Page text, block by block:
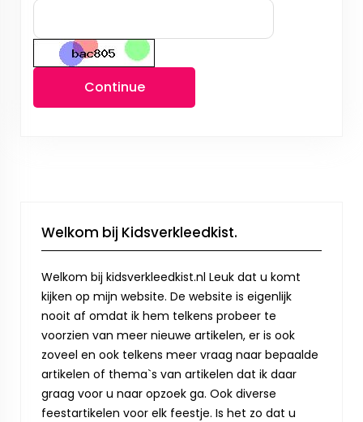
Continue
Welkom bij Kidsverkleedkist.
Welkom bij kidsverkleedkist.nl Leuk dat u komt
kijken op mijn website. De website is eigenlijk
nooit af omdat ik hem telkens probeer te
voorzien van meer nieuwe artikelen, er is ook
zoveel en ook telkens meer vraag naar bepaalde
artikelen of thema`s van artikelen dat ik daar
graag voor u naar opzoek ga. Ook diverse
feestartikelen voor elk feestje. Is het zo dat u